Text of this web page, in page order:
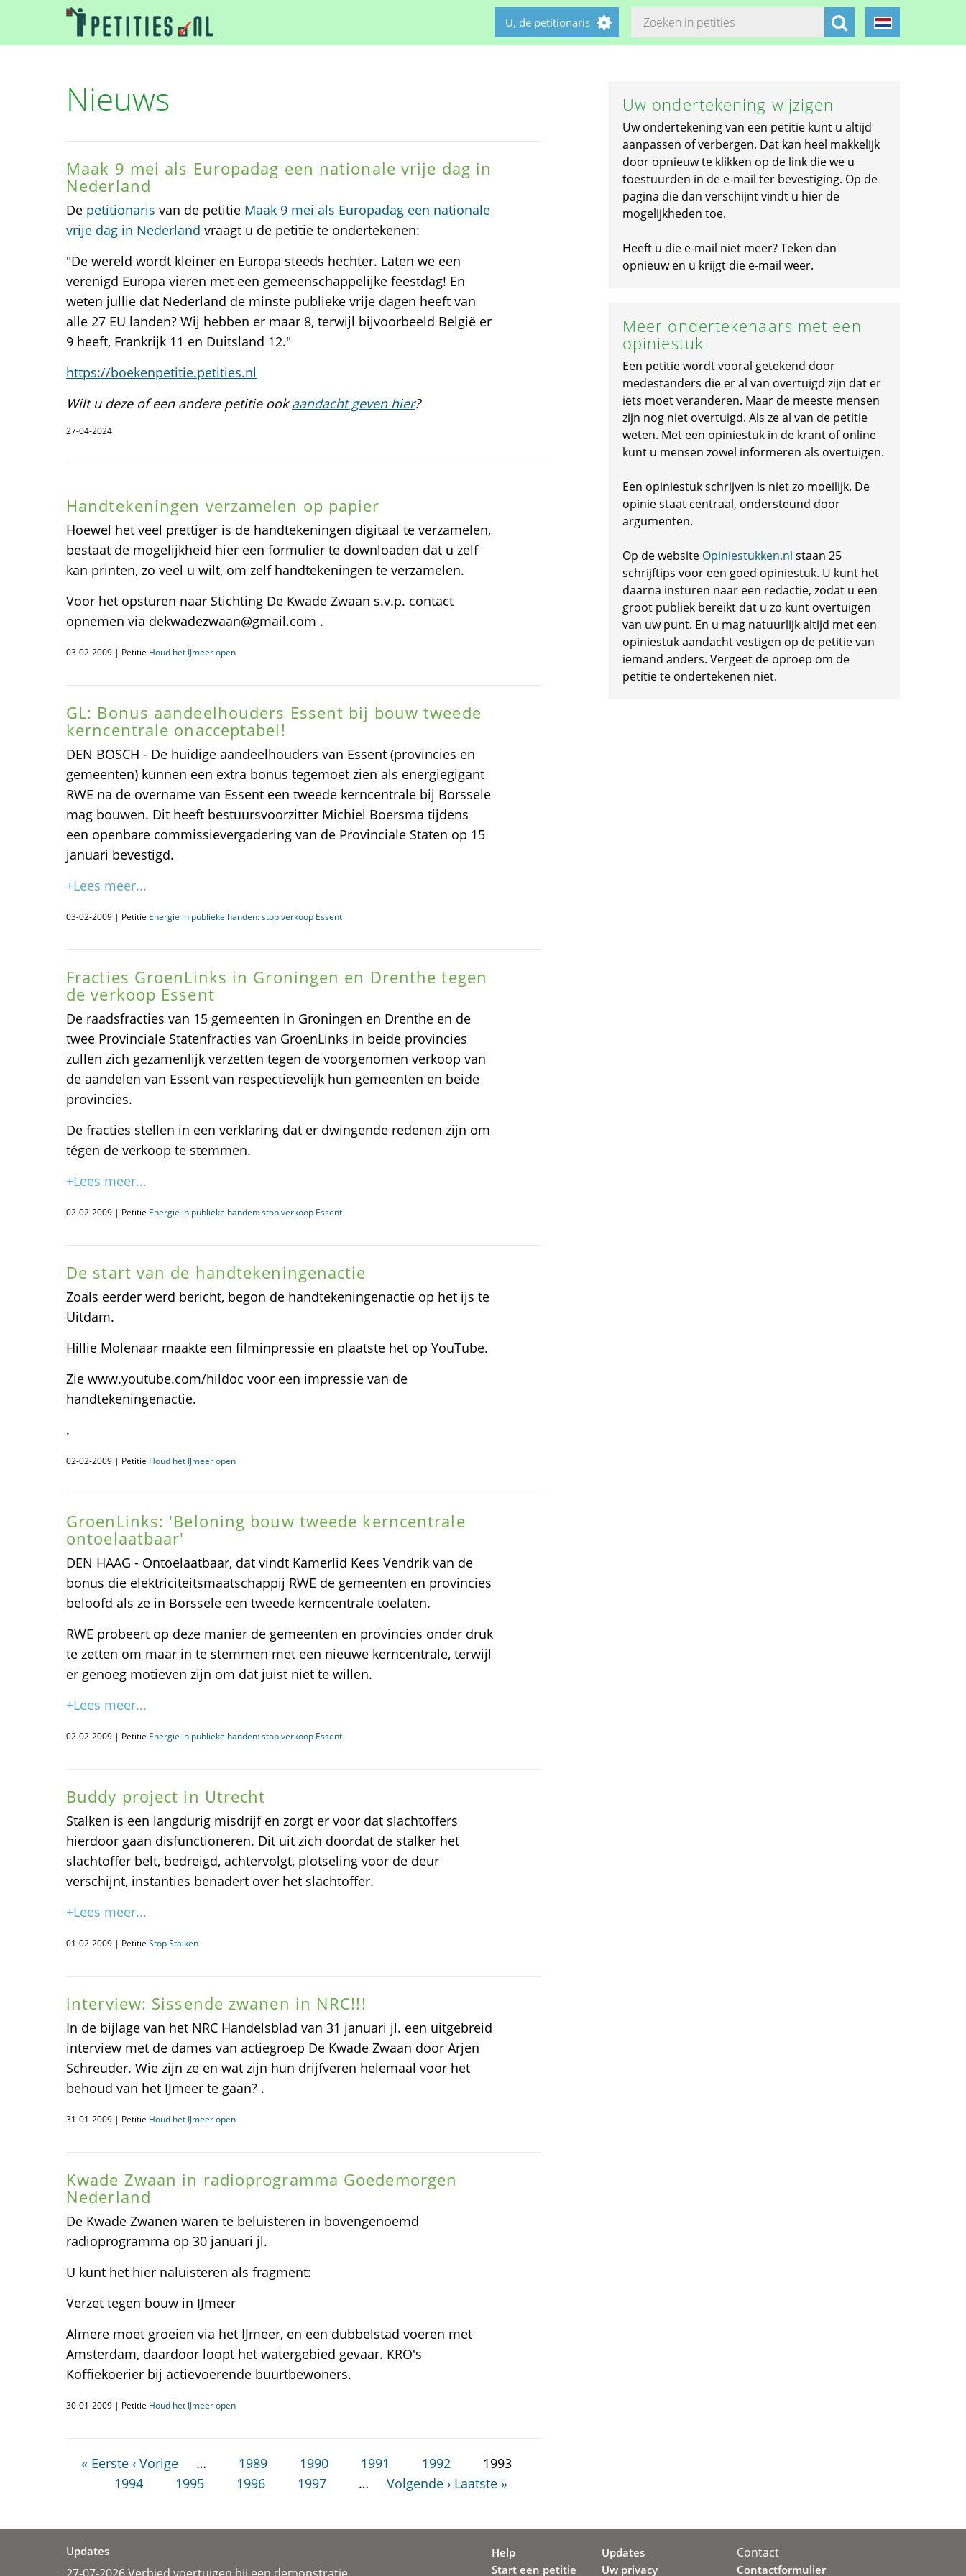
U, de petitionaris
Nieuws
Maak 9 mei als Europadag een nationale vrije dag in
Nederland
De petitionaris van de petitie Maak 9 mei als Europadag een nationale
vrije dag in Nederland vraagt u de petitie te ondertekenen:
"De wereld wordt kleiner en Europa steeds hechter. Laten we een
verenigd Europa vieren met een gemeenschappelijke feestdag! En
weten jullie dat Nederland de minste publieke vrije dagen heeft van
alle 27 EU landen? Wij hebben er maar 8, terwijl bijvoorbeeld België er
9 heeft, Frankrijk 11 en Duitsland 12."
https://boekenpetitie.petities.nl
Wilt u deze of een andere petitie ookaandacht geven hier?
27-04-2024
Handtekeningen verzamelen op papier
Hoewel het veel prettiger is de handtekeningen digitaal te verzamelen,
bestaat de mogelijkheid hier een formulier te downloaden dat u zelf
kan printen, zo veel u wilt, om zelf handtekeningen te verzamelen.
Voor het opsturen naar Stichting De Kwade Zwaan s.v.p. contact
opnemen via dekwadezwaan@gmail.com .
03-02-2009 | Petitie Houd het IJmeer open
GL: Bonus aandeelhouders Essent bij bouw tweede
kerncentrale onacceptabel!
DEN BOSCH - De huidige aandeelhouders van Essent (provincies en
gemeenten) kunnen een extra bonus tegemoet zien als energiegigant
RWE na de overname van Essent een tweede kerncentrale bij Borssele
mag bouwen. Dit heeft bestuursvoorzitter Michiel Boersma tijdens
een openbare commissievergadering van de Provinciale Staten op 15
januari bevestigd.
+Lees meer...
03-02-2009 | Petitie Energie in publieke handen: stop verkoop Essent
Fracties GroenLinks in Groningen en Drenthe tegen
de verkoop Essent
De raadsfracties van 15 gemeenten in Groningen en Drenthe en de
twee Provinciale Statenfracties van GroenLinks in beide provincies
zullen zich gezamenlijk verzetten tegen de voorgenomen verkoop van
de aandelen van Essent van respectievelijk hun gemeenten en beide
provincies.
De fracties stellen in een verklaring dat er dwingende redenen zijn om
tégen de verkoop te stemmen.
+Lees meer...
02-02-2009 | Petitie Energie in publieke handen: stop verkoop Essent
De start van de handtekeningenactie
Zoals eerder werd bericht, begon de handtekeningenactie op het ijs te
Uitdam.
Hillie Molenaar maakte een filminpressie en plaatste het op YouTube.
Zie www.youtube.com/hildoc voor een impressie van de
handtekeningenactie.
.
02-02-2009 | Petitie Houd het IJmeer open
GroenLinks: 'Beloning bouw tweede kerncentrale
ontoelaatbaar'
DEN HAAG - Ontoelaatbaar, dat vindt Kamerlid Kees Vendrik van de
bonus die elektriciteitsmaatschappij RWE de gemeenten en provincies
beloofd als ze in Borssele een tweede kerncentrale toelaten.
RWE probeert op deze manier de gemeenten en provincies onder druk
te zetten om maar in te stemmen met een nieuwe kerncentrale, terwijl
er genoeg motieven zijn om dat juist niet te willen.
+Lees meer...
02-02-2009 | Petitie Energie in publieke handen: stop verkoop Essent
Buddy project in Utrecht
Stalken is een langdurig misdrijf en zorgt er voor dat slachtoffers
hierdoor gaan disfunctioneren. Dit uit zich doordat de stalker het
slachtoffer belt, bedreigd, achtervolgt, plotseling voor de deur
verschijnt, instanties benadert over het slachtoffer.
+Lees meer...
01-02-2009 | Petitie Stop Stalken
interview: Sissende zwanen in NRC!!!
In de bijlage van het NRC Handelsblad van 31 januari jl. een uitgebreid
interview met de dames van actiegroep De Kwade Zwaan door Arjen
Schreuder. Wie zijn ze en wat zijn hun drijfveren helemaal voor het
behoud van het IJmeer te gaan? .
31-01-2009 | Petitie Houd het IJmeer open
Kwade Zwaan in radioprogramma Goedemorgen
Nederland
De Kwade Zwanen waren te beluisteren in bovengenoemd
radioprogramma op 30 januari jl.
U kunt het hier naluisteren als fragment:
Verzet tegen bouw in IJmeer
Almere moet groeien via het IJmeer, en een dubbelstad voeren met
Amsterdam, daardoor loopt het watergebied gevaar. KRO's
Koffiekoerier bij actievoerende buurtbewoners.
30-01-2009 | Petitie Houd het IJmeer open
« Eerste ‹ Vorige … 1989 1990 1991 1992
1993
1994
1995 1996 1997 … Volgende › Laatste »
Uw ondertekening wijzigen
Uw ondertekening van een petitie kunt u altijd
aanpassen of verbergen. Dat kan heel makkelijk
door opnieuw te klikken op de link die we u
toestuurden in de e-mail ter bevestiging. Op de
pagina die dan verschijnt vindt u hier de
mogelijkheden toe.
Heeft u die e-mail niet meer? Teken dan
opnieuw en u krijgt die e-mail weer.
Meer ondertekenaars met een
opiniestuk
Een petitie wordt vooral getekend door
medestanders die er al van overtuigd zijn dat er
iets moet veranderen. Maar de meeste mensen
zijn nog niet overtuigd. Als ze al van de petitie
weten. Met een opiniestuk in de krant of online
kunt u mensen zowel informeren als overtuigen.
Een opiniestuk schrijven is niet zo moeilijk. De
opinie staat centraal, ondersteund door
argumenten.
Op de website Opiniestukken.nl staan 25
schrijftips voor een goed opiniestuk. U kunt het
daarna insturen naar een redactie, zodat u een
groot publiek bereikt dat u zo kunt overtuigen
van uw punt. En u mag natuurlijk altijd met een
opiniestuk aandacht vestigen op de petitie van
iemand anders. Vergeet de oproep om de
petitie te ondertekenen niet.
Updates
Help
Start een petitie
Updates
Uw privacy
Contact
Contactformulier